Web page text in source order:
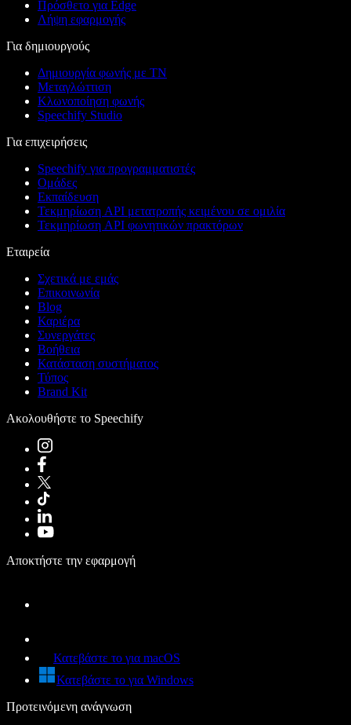
Πρόσθετο για Edge
Λήψη εφαρμογής
Για δημιουργούς
Δημιουργία φωνής με ΤΝ
Μεταγλώττιση
Κλωνοποίηση φωνής
Speechify Studio
Για επιχειρήσεις
Speechify για προγραμματιστές
Ομάδες
Εκπαίδευση
Τεκμηρίωση API μετατροπής κειμένου σε ομιλία
Τεκμηρίωση API φωνητικών πρακτόρων
Εταιρεία
Σχετικά με εμάς
Επικοινωνία
Blog
Καριέρα
Συνεργάτες
Βοήθεια
Κατάσταση συστήματος
Τύπος
Brand Kit
Ακολουθήστε το Speechify
Αποκτήστε την εφαρμογή
Κατεβάστε το για macOS
Κατεβάστε το για Windows
Προτεινόμενη ανάγνωση